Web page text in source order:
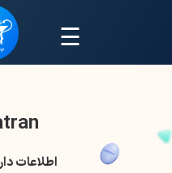
☰
اطلاعات